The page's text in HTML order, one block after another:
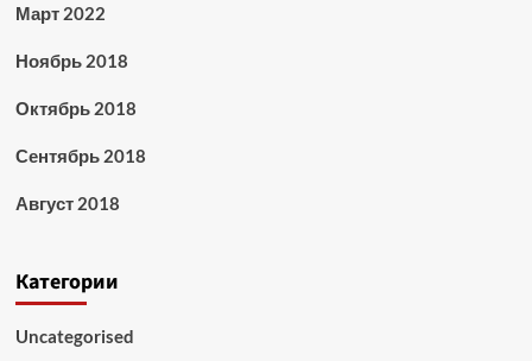
Март 2022
Ноябрь 2018
Октябрь 2018
Сентябрь 2018
Август 2018
Категории
Uncategorised